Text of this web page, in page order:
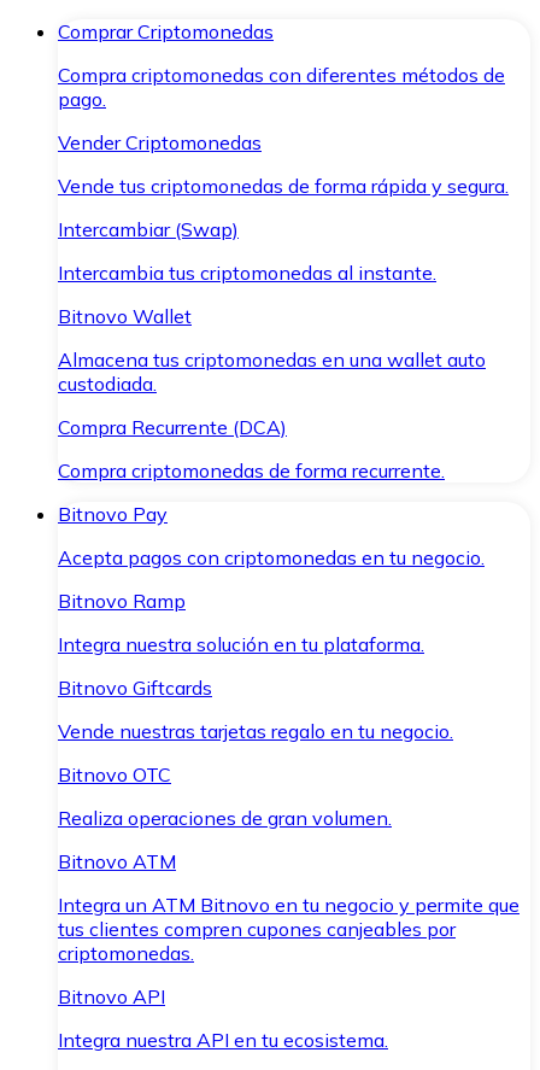
Comprar Criptomonedas
Compra criptomonedas con diferentes métodos de
pago.
Vender Criptomonedas
Vende tus criptomonedas de forma rápida y segura.
Intercambiar (Swap)
Intercambia tus criptomonedas al instante.
Bitnovo Wallet
Almacena tus criptomonedas en una wallet auto
custodiada.
Compra Recurrente (DCA)
Compra criptomonedas de forma recurrente.
Bitnovo Pay
Acepta pagos con criptomonedas en tu negocio.
Bitnovo Ramp
Integra nuestra solución en tu plataforma.
Bitnovo Giftcards
Vende nuestras tarjetas regalo en tu negocio.
Bitnovo OTC
Realiza operaciones de gran volumen.
Bitnovo ATM
Integra un ATM Bitnovo en tu negocio y permite que
tus clientes compren cupones canjeables por
criptomonedas.
Bitnovo API
Integra nuestra API en tu ecosistema.